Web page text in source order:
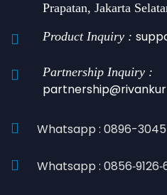
Prapatan, Jakarta
Product Inquiry :
Partnership Inquiry :
Whatsapp : 0896-
Whatsapp :